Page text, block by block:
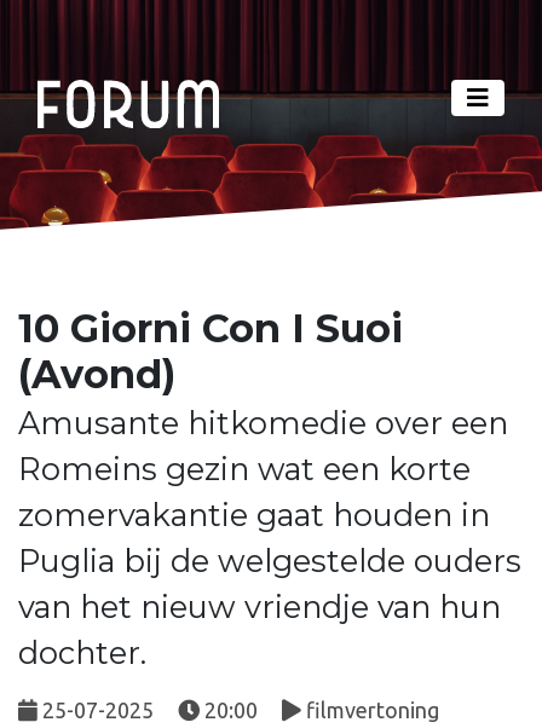
10 Giorni Con I Suoi
(Avond)
Amusante hitkomedie over een
Romeins gezin wat een korte
zomervakantie gaat houden in
Puglia bij de welgestelde ouders
van het nieuw vriendje van hun
dochter.
25-07-2025 20:00 filmvertoning